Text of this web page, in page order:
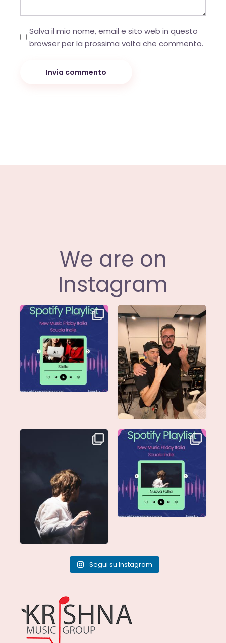
powered by WPCookiePro
Salva il mio nome, email e sito web in questo
browser per la prossima volta che commento.
Invia commento
We are on
Instagram
Stella di
@musicadievandro è
disponibile su tutte
Siamo entusiasti di
annunciare che
@moseofficial
Singolo: Nuova Follia
Nuova Follia è finalmente
vostra e sta già
Segui su Instagram